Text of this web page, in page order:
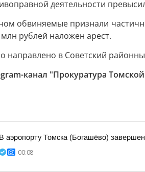
деятельности
обвиняемые признали
рублей наложен арест.
направлено в Советский
канал "Прокуратура
В аэропорту Томска (Богашёво)
00:08